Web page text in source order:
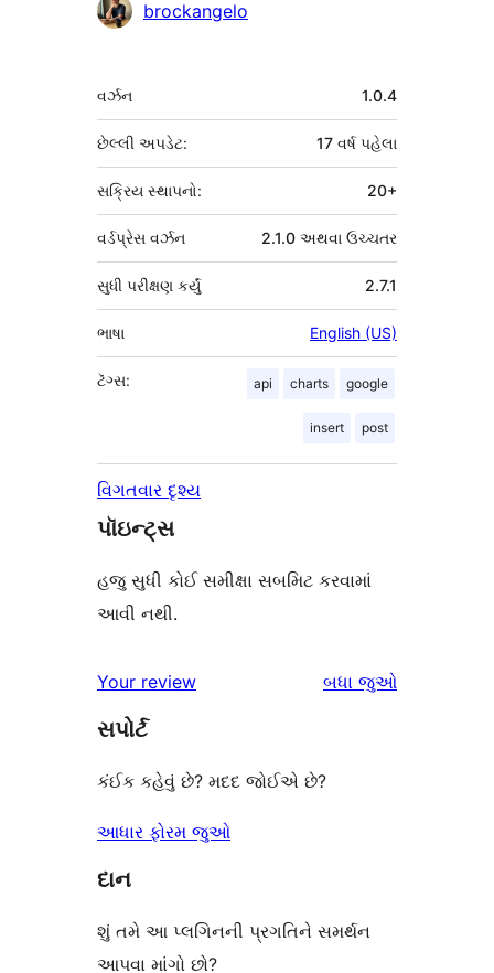
ફાળો
brockangelo
મેટા
વર્ઝન 1.0.4
છેલ્લી અપડેટ: 17 વર્ષપહેલા
સક્રિય સ્થાપનો: 20+
વર્ડપ્રેસ વર્ઝન 2.1.0 અથવા ઉચ્ચતર
2.7.1
સુધી પરીક્ષણ કર્યું
ભાષા English (US)
ટૅગ્સ: api charts google
insert post
વિગતવાર દૃશ્ય
પૉઇન્ટ્સ
હજુ સુધી કોઈ સમીક્ષા સબમિટ કરવામાં
આવી નથી.
Your review બધા સમીક્ષાઓ
જુઓ
સપોર્ટ
કંઈક કહેવું છે? મદદ જોઈએ છે?
આધાર ફોરમ જુઓ
દાન
શું તમે આ પ્લગિનની પ્રગતિને સમર્થન
આપવા માંગો છો?